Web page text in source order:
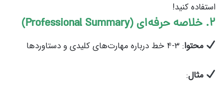
استفاده کنید!
۲. خلاصه حرفه‌ای (Professional Summary)
محتوا: ۳-۴ خط درباره مهارت‌های کلیدی و دستاوردها
مثال: